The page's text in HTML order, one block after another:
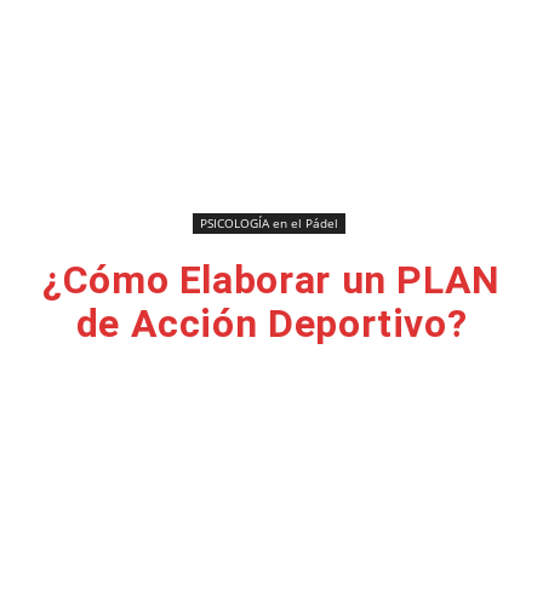
PSICOLOGÍA en el Pádel
¿Cómo Elaborar un PLAN
de Acción Deportivo?